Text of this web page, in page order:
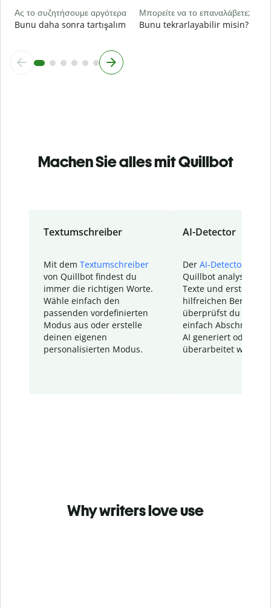
Ας το συζητήσουμε αργότερα
Bunu daha sonra tartışalım
Μπορείτε να το επαναλάβετε;
Bunu tekrarlayabilir misin?
Machen Sie alles mit Quillbot
Textumschreiber
Mit dem Textumschreiber
von Quillbot findest du
immer die richtigen Worte.
Wähle einfach den
passenden vordefinierten
Modus aus oder erstelle
deinen eigenen
personalisierten Modus.
AI-Detector
Der AI-Detector
Quillbot analysiert
Texte und erstellt
hilfreichen Bericht.
überprüfst du
einfach Abschnitte,
AI generiert oder
überarbeitet wurden.
Why writers love use